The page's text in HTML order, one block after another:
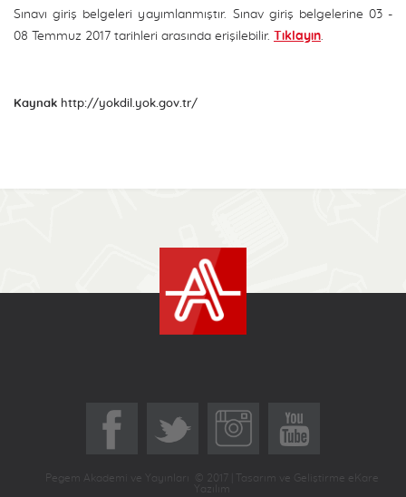
Sınavı giriş belgeleri yayımlanmıştır. Sınav giriş belgelerine 03 -
08 Temmuz 2017 tarihleri arasında erişilebilir. Tıklayın.
Kaynak http://yokdil.yok.gov.tr/
Pegem Akademi ve Yayınları © 2017 | Tasarım ve Geliştirme eKare
Yazılım